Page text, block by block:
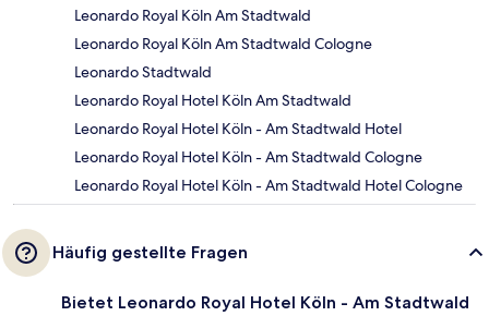
Leonardo Royal Köln Am Stadtwald
Leonardo Royal Köln Am Stadtwald Cologne
Leonardo Stadtwald
Leonardo Royal Hotel Köln Am Stadtwald
Leonardo Royal Hotel Köln - Am Stadtwald Hotel
Leonardo Royal Hotel Köln - Am Stadtwald Cologne
Leonardo Royal Hotel Köln - Am Stadtwald Hotel Cologne
Häufig gestellte Fragen
Bietet Leonardo Royal Hotel Köln - Am Stadtwald